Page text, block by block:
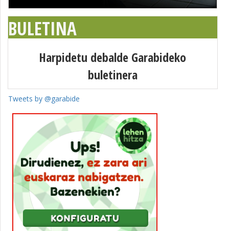
BULETINA
Harpidetu debalde Garabideko
buletinera
Tweets by @garabide